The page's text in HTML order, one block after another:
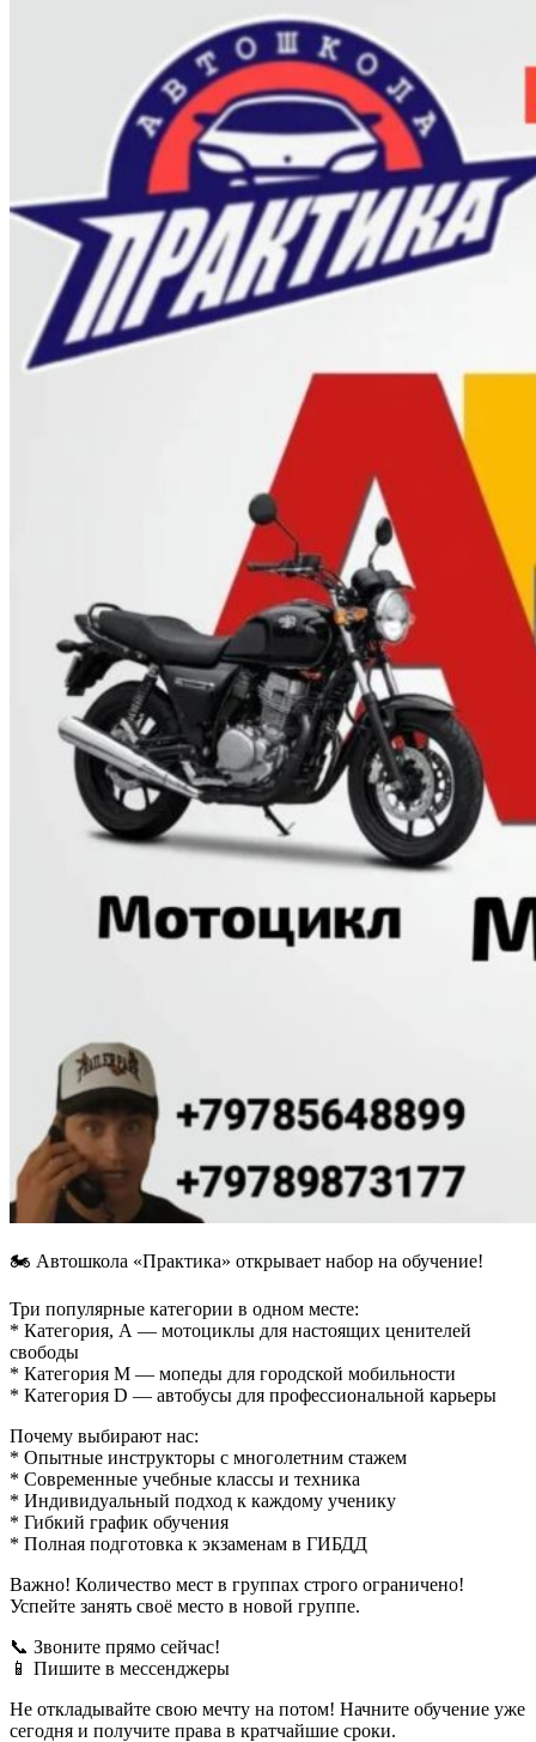
🏍️ Автошкола «Практика» открывает набор на обучение!
Три популярные категории в одном месте:
* Категория, А — мотоциклы для настоящих ценителей
свободы
* Категория М — мопеды для городской мобильности
* Категория D — автобусы для профессиональной карьеры
Почему выбирают нас:
* Опытные инструкторы с многолетним стажем
* Современные учебные классы и техника
* Индивидуальный подход к каждому ученику
* Гибкий график обучения
* Полная подготовка к экзаменам в ГИБДД
Важно! Количество мест в группах строго ограничено!
Успейте занять своё место в новой группе.
📞 Звоните прямо сейчас!
📱 Пишите в мессенджеры
Не откладывайте свою мечту на потом! Начните обучение уже
сегодня и получите права в кратчайшие сроки.